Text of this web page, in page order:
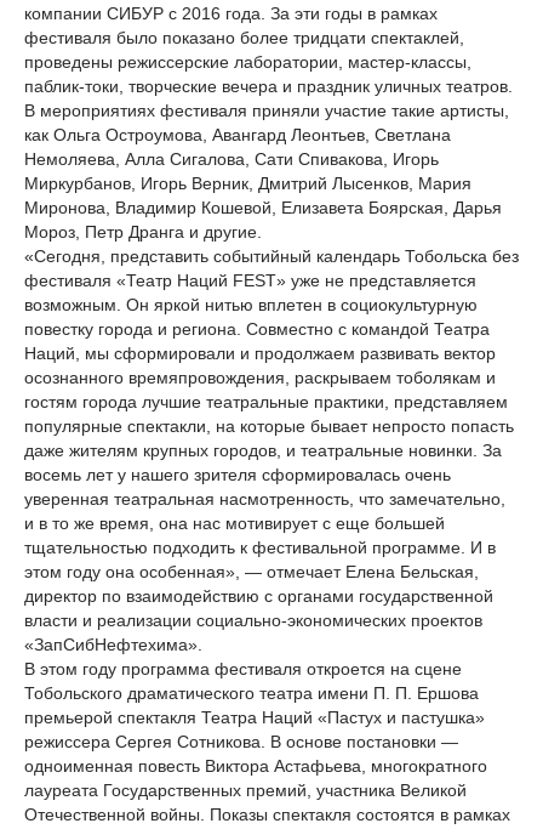
компании СИБУР с 2016 года. За эти годы в рамках
фестиваля было показано более тридцати спектаклей,
проведены режиссерские лаборатории, мастер-классы,
паблик-токи, творческие вечера и праздник уличных театров.
В мероприятиях фестиваля приняли участие такие артисты,
как Ольга Остроумова, Авангард Леонтьев, Светлана
Немоляева, Алла Сигалова, Сати Спивакова, Игорь
Миркурбанов, Игорь Верник, Дмитрий Лысенков, Мария
Миронова, Владимир Кошевой, Елизавета Боярская, Дарья
Мороз, Петр Дранга и другие.
«Сегодня, представить событийный календарь Тобольска без
фестиваля «Театр Наций FEST» уже не представляется
возможным. Он яркой нитью вплетен в социокультурную
повестку города и региона. Совместно с командой Театра
Наций, мы сформировали и продолжаем развивать вектор
осознанного времяпровождения, раскрываем тоболякам и
гостям города лучшие театральные практики, представляем
популярные спектакли, на которые бывает непросто попасть
даже жителям крупных городов, и театральные новинки. За
восемь лет у нашего зрителя сформировалась очень
уверенная театральная насмотренность, что замечательно,
и в то же время, она нас мотивирует с еще большей
тщательностью подходить к фестивальной программе. И в
этом году она особенная», — отмечает Елена Бельская,
директор по взаимодействию с органами государственной
власти и реализации социально-экономических проектов
«ЗапСибНефтехима».
В этом году программа фестиваля откроется на сцене
Тобольского драматического театра имени П. П. Ершова
премьерой спектакля Театра Наций «Пастух и пастушка»
режиссера Сергея Сотникова. В основе постановки —
одноименная повесть Виктора Астафьева, многократного
лауреата Государственных премий, участника Великой
Отечественной войны. Показы спектакля состоятся в рамках